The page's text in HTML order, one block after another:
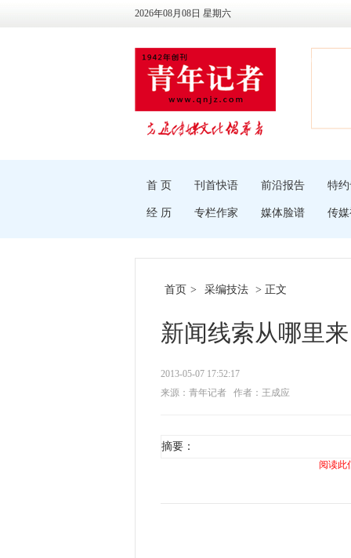
2026年08月08日 星期六
首 页 刊首快语 前沿报告 特
经 历 专栏作家 媒体脸谱 传
首页 > 采编技法 > 正文
新闻线索从哪里来
2013-05-07 17:52:17
来源：青年记者
作者：王成应
摘要：
阅读此